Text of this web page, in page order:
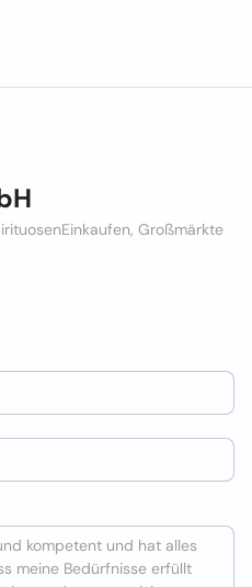
Einkaufen, Großmärkte